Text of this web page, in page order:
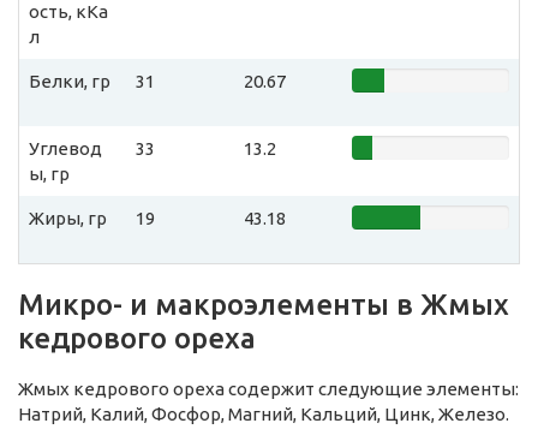
ость, кКа
л
Белки, гр 31 20.67
Углевод
ы, гр
33 13.2
Жиры, гр 19 43.18
Микро- и макроэлементы в Жмых
кедрового ореха
Жмых кедрового ореха содержит следующие элементы:
Натрий, Калий, Фосфор, Магний, Кальций, Цинк, Железо.